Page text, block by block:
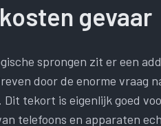
gevaar
sprongen zit er een
door de enorme
tekort is eigenlijk goed
telefoons en apparaten